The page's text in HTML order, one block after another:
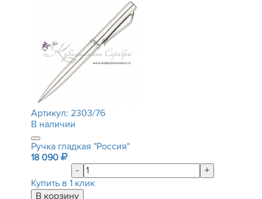
Артикул: 2303/76
В наличии
Ручка гладкая "Россия"
18 090
-
+
Купить в 1 клик